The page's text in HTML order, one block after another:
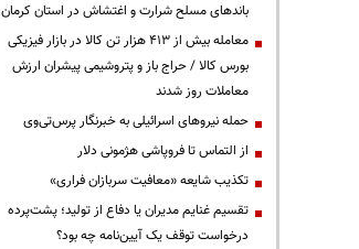
باندهای مسلح شرارت و اغتشاش در استان کرمان
معامله بیش از ۴۱۳ هزار تن کالا در بازار فیزیکی
بورس کالا / حراج باز و پتروشیمی پیشران ارزش
معاملات روز شدند
حمله نیروهای اسرائیلی به خبرنگار پرس‌تی‌وی
از التماس تا فروپاشی هژمونی دلار
تکذیب شایعه «معافیت سربازان فراری»
تقسیم غنایم مدیران یا دفاع از تولید؛ پشت‌پرده
درخواست توقف یک آیین‌نامه چه بود؟